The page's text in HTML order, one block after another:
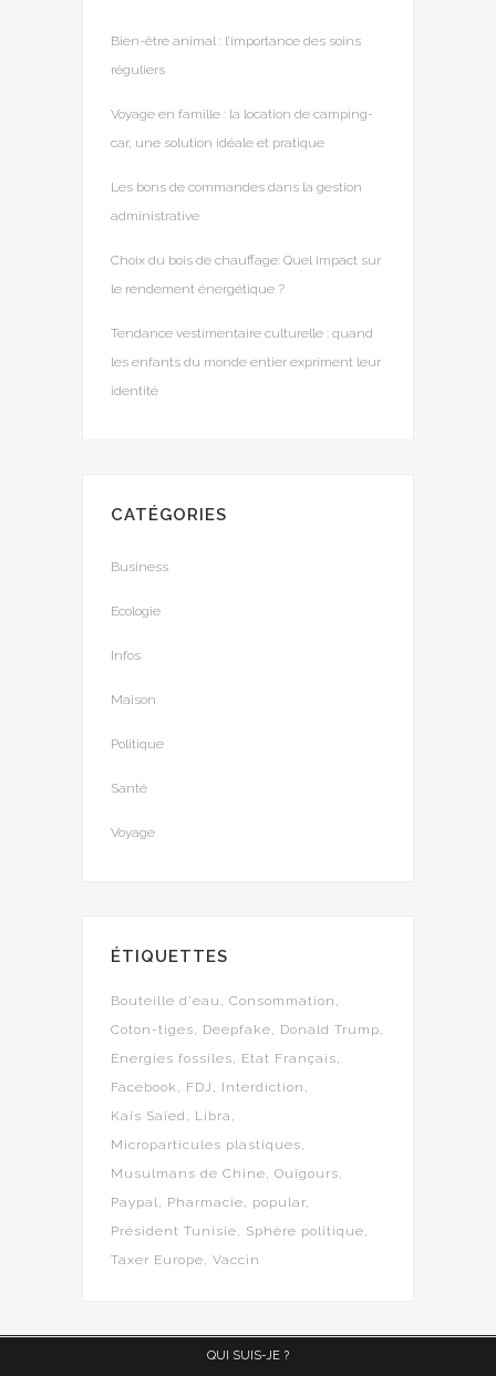
Bien-être animal : l’importance des soins
réguliers
Voyage en famille : la location de camping-
car, une solution idéale et pratique
Les bons de commandes dans la gestion
administrative
Choix du bois de chauffage: Quel impact sur
le rendement énergétique ?
Tendance vestimentaire culturelle : quand
les enfants du monde entier expriment leur
identité
CATÉGORIES
Business
Ecologie
Infos
Maison
Politique
Santé
Voyage
ÉTIQUETTES
Bouteille d'eau
Consommation
Coton-tiges
Deepfake
Donald Trump
Energies fossiles
Etat Français
Facebook
FDJ
Interdiction
Kaïs Saïed
Libra
Microparticules plastiques
Musulmans de Chine
Ouïgours
Paypal
Pharmacie
popular
Président Tunisie
Sphère politique
Taxer Europe
Vaccin
QUI SUIS-JE ?